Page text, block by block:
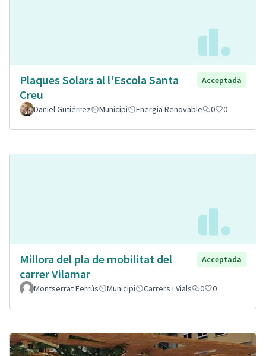
Plaques Solars al l'Escola Santa
Creu
Acceptada
Daniel Gutiérrez Municipi Energia Renovable 0 0
Millora del pla de mobilitat del
carrer Vilamar
Acceptada
Montserrat Ferrús Municipi Carrers i Vials 0 0